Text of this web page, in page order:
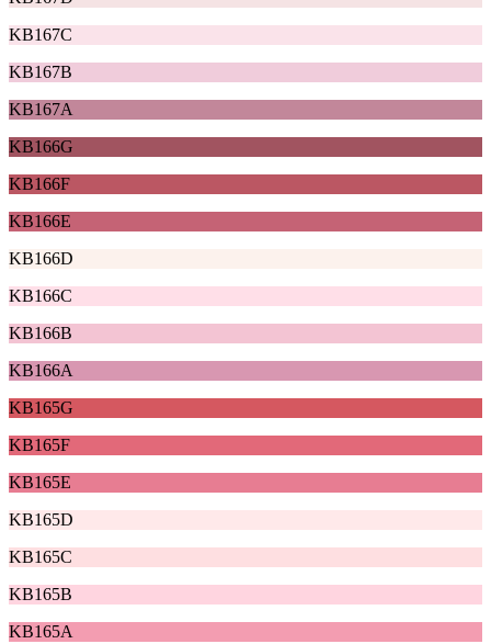
KB167C
KB167B
KB167A
KB166G
KB166F
KB166E
KB166D
KB166C
KB166B
KB166A
KB165G
KB165F
KB165E
KB165D
KB165C
KB165B
KB165A